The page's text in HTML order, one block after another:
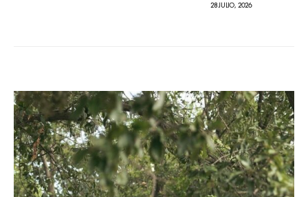
28 JULIO, 2026